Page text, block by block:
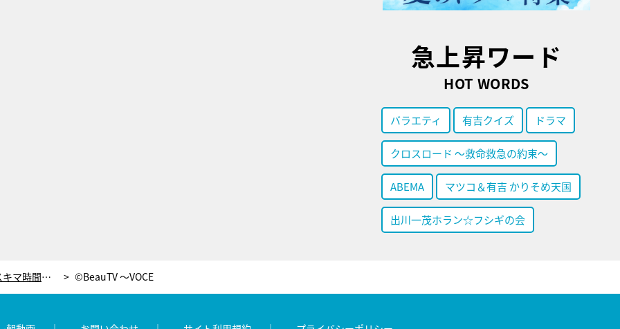
急上昇ワード
HOT WORDS
バラエティ 有吉クイズ ドラマ
クロスロード ～救命救急の約束～
ABEMA マツコ＆有吉 かりそめ天国
出川一茂ホラン☆フシギの会
鏡を見ながらやると効果的！朝のスキマ時間にできる“美姿勢エクササイズ” ©BeauTV ～VOCE